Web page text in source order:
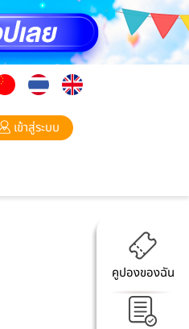
คูปองของฉัน
เข้าสู่ระบบ